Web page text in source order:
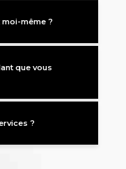
même ?
que vous
?